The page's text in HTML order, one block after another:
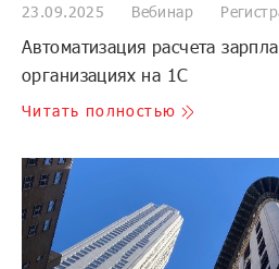
23.09.2025 Вебинар
Автоматизация расчета
организациях на 1С
Читать полностью